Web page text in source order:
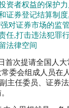
资者权益的保护力
证券登记结算制度
对证券市场的监
任,打击违法犯罪
法律空间
首次提请全国人
委会组成人员
主任委员、证券